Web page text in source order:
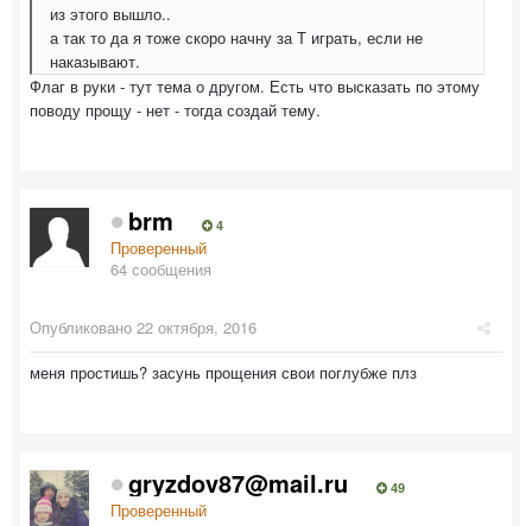
из этого вышло..
а так то да я тоже скоро начну за Т играть, если не
наказывают.
Флаг в руки - тут тема о другом. Есть что высказать по этому
поводу прощу - нет - тогда создай тему.
brm 4
Проверенный
64 сообщения
Опубликовано 22 октября, 2016
меня простишь? засунь прощения свои поглубже плз
gryzdov87@mail.ru 49
Проверенный